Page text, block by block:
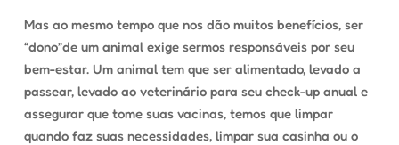
Mas ao mesmo tempo que nos dão muitos benefícios, ser
“dono”de um animal exige sermos responsáveis por seu
bem-estar. Um animal tem que ser alimentado, levado a
passear, levado ao veterinário para seu check-up anual e
assegurar que tome suas vacinas, temos que limpar
quando faz suas necessidades, limpar sua casinha ou o